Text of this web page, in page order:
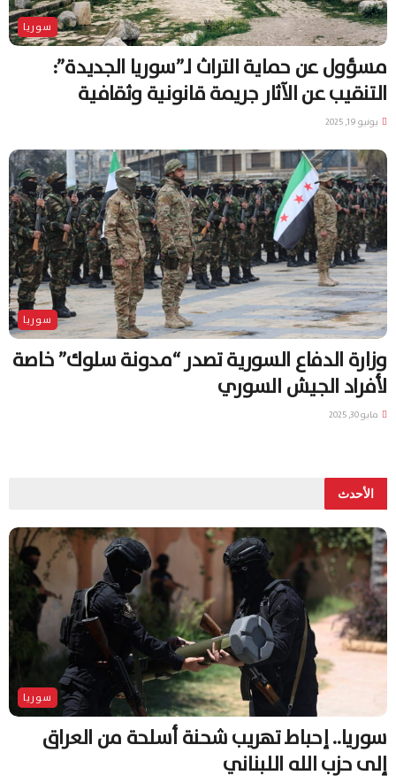
سوريا
مسؤول عن حماية التراث لـ”سوريا الجديدة”:
التنقيب عن الآثار جريمة قانونية وثقافية
يونيو 19, 2025
سوريا
وزارة الدفاع السورية تصدر “مدونة سلوك” خاصة
لأفراد الجيش السوري
مايو 30, 2025
الأحدث
سوريا
سوريا.. إحباط تهريب شحنة أسلحة من العراق
إلى حزب الله اللبناني